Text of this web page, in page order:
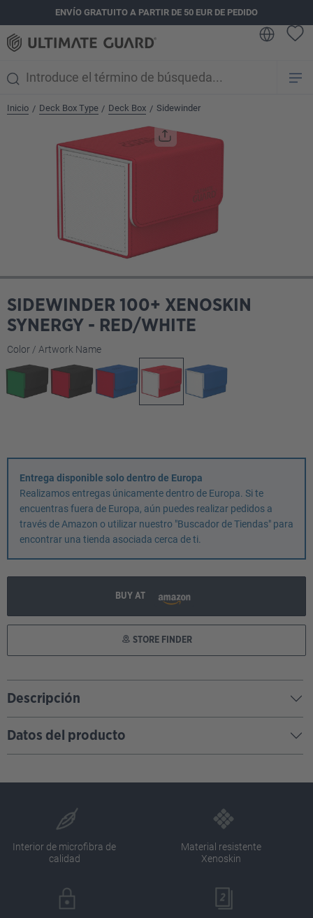
principalENVÍO GRATUITO A PARTIR DE 50 EUR DE PEDIDO
Inicio / Deck Box Type / Deck Box / Sidewinder
SIDEWINDER 100+ XENOSKIN
SYNERGY - RED/WHITE
Seleccione
Color / Artwork Name
Entrega disponible solo dentro de Europa
Realizamos entregas únicamente dentro de Europa. Si te
encuentras fuera de Europa, aún puedes realizar pedidos a
través de Amazon o utilizar nuestro "Buscador de Tiendas" para
encontrar una tienda asociada cerca de ti.
BUY AT
STORE FINDER
Descripción
Datos del producto
Interior de microfibra de
calidad
Material resistente
Xenoskin